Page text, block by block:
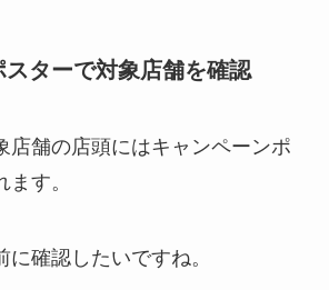
スターで対象店舗を確認
店舗の店頭にはキャンペーンポ
す。
確認したいですね。